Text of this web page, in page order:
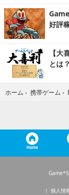
好評
【大
とは
ホーム › 携帯ゲーム ›
Home
個人情